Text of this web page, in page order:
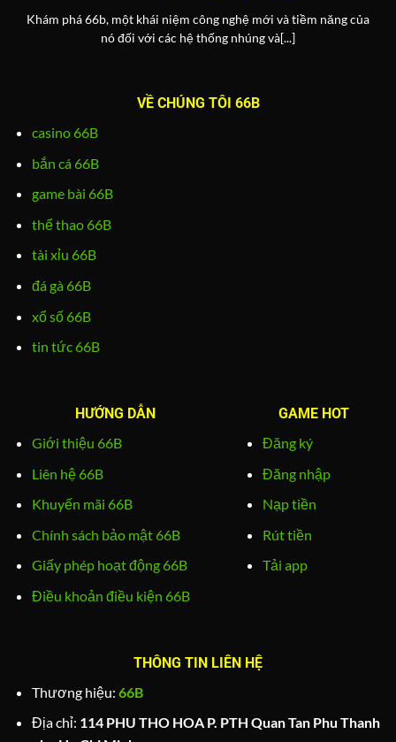
Khám phá 66b, một khái niệm công nghệ mới và tiềm năng của
nó đối với các hệ thống nhúng và[...]
VỀ CHÚNG TÔI 66B
casino 66B
bắn cá 66B
game bài 66B
thể thao 66B
tài xỉu 66B
đá gà 66B
xổ số 66B
tin tức 66B
HƯỚNG DẪN
Giới thiệu 66B
Liên hệ 66B
Khuyến mãi 66B
Chính sách bảo mật 66B
Giấy phép hoạt động 66B
Điều khoản điều kiện 66B
GAME HOT
Đăng ký
Đăng nhập
Nạp tiền
Rút tiền
Tải app
THÔNG TIN LIÊN HỆ
Thương hiệu: 66B
Địa chỉ: 114 PHU THO HOA P. PTH Quan Tan Phu Thanh